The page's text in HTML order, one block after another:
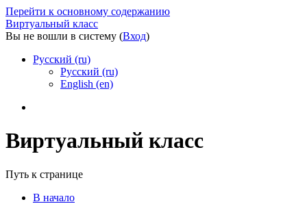
Перейти к основному содержанию
Виртуальный класс
Вы не вошли в систему (Вход)
Русский ‎(ru)‎
Русский ‎(ru)‎
English ‎(en)‎
Виртуальный класс
Путь к странице
В начало